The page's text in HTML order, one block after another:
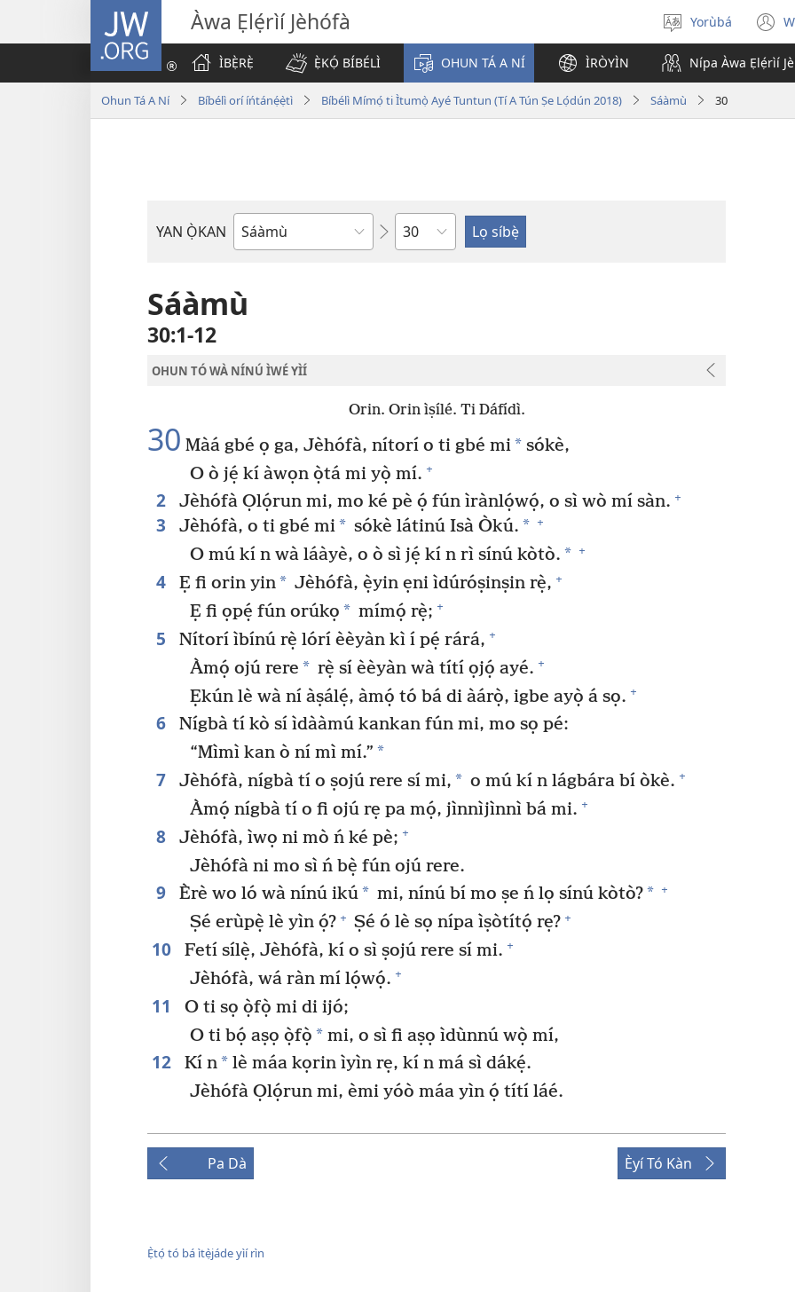
JW.ORG Àwa Ẹlẹ́rìí Jèhófà
Yan
èdè
Yorùbá
ÌBẸ̀RẸ̀
Ẹ̀KỌ́ BÍBÉLÌ OHUN TÁ A NÍ ÌRÒYÌN Nípa Àwa Ẹlẹ́rìí
Ohun Tá A Ní Bíbélì orí íńtánẹ́ẹ̀tì Bíbélì Mímọ́ ti Ìtumọ̀ Ayé Tuntun (Tí A Tún Ṣe Lọ́dún 2018) Sáàmù 30
YAN Ọ̀KAN
Ìwé
Orí
Sáàmù
30:1-12
OHUN TÓ WÀ NÍNÚ ÌWÉ YÌÍ
Orin. Orin ìṣílé. Ti Dáfídì.
30 Màá gbé ọ ga, Jèhófà, nítorí o ti gbé mi* sókè,
O ò jẹ́ kí àwọn ọ̀tá mi yọ̀ mí. +
2 Jèhófà Ọlọ́run mi, mo ké pè ọ́ fún ìrànlọ́wọ́, o sì wò mí sàn. +
3 Jèhófà, o ti gbé mi* sókè látinú Isà Òkú. * +
O mú kí n wà láàyè, o ò sì jẹ́ kí n rì sínú kòtò. * +
4 Ẹ fi orin yin* Jèhófà, ẹ̀yin ẹni ìdúróṣinṣin rẹ̀, +
Ẹ fi ọpẹ́ fún orúkọ * mímọ́ rẹ̀; +
5 Nítorí ìbínú rẹ̀ lórí èèyàn kì í pẹ́ rárá, +
Àmọ́ ojú rere * rẹ̀ sí èèyàn wà títí ọjọ́ ayé. +
Ẹkún lè wà ní àṣálẹ́, àmọ́ tó bá di àárọ̀, igbe ayọ̀ á sọ. +
6
Nígbà tí kò sí ìdààmú kankan fún mi, mo sọ pé:
“Mìmì kan ò ní mì mí.” *
7 Jèhófà, nígbà tí o ṣojú rere sí mi, * o mú kí n lágbára bí òkè. +
Àmọ́ nígbà tí o fi ojú rẹ pa mọ́, jìnnìjìnnì bá mi. +
8 Jèhófà, ìwọ ni mò ń ké pè; +
Jèhófà ni mo sì ń bẹ̀ fún ojú rere.
9 Èrè wo ló wà nínú ikú* mi, nínú bí mo ṣe ń lọ sínú kòtò?* +
Ṣé erùpẹ̀ lè yìn ọ́? + Ṣé ó lè sọ nípa ìṣòtítọ́ rẹ? +
10 Fetí sílẹ̀, Jèhófà, kí o sì ṣojú rere sí mi. +
Jèhófà, wá ràn mí lọ́wọ́. +
11
O ti sọ ọ̀fọ̀ mi di ijó;
O ti bọ́ aṣọ ọ̀fọ̀ * mi, o sì fi aṣọ ìdùnnú wọ̀ mí,
12 Kí n*lè máa kọrin ìyìn rẹ, kí n má sì dákẹ́.
Jèhófà Ọlọ́run mi, èmi yóò máa yìn ọ́ títí láé.
Pa Dà Èyí Tó Kàn
Ẹ̀tọ́ tó bá ìtẹ̀jáde yìí rìn